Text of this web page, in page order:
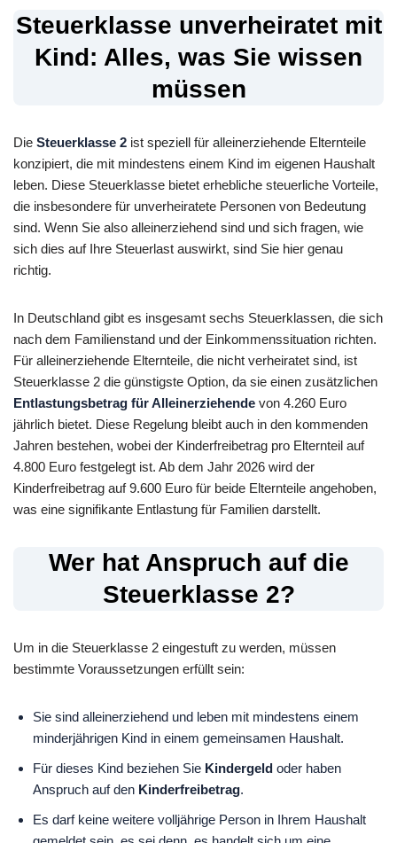
Steuerklasse unverheiratet mit
Kind: Alles, was Sie wissen
müssen
Die Steuerklasse 2 ist speziell für alleinerziehende Elternteile
konzipiert, die mit mindestens einem Kind im eigenen Haushalt
leben. Diese Steuerklasse bietet erhebliche steuerliche Vorteile,
die insbesondere für unverheiratete Personen von Bedeutung
sind. Wenn Sie also alleinerziehend sind und sich fragen, wie
sich dies auf Ihre Steuerlast auswirkt, sind Sie hier genau
richtig.
In Deutschland gibt es insgesamt sechs Steuerklassen, die sich
nach dem Familienstand und der Einkommenssituation richten.
Für alleinerziehende Elternteile, die nicht verheiratet sind, ist
Steuerklasse 2 die günstigste Option, da sie einen zusätzlichen
Entlastungsbetrag für Alleinerziehende von 4.260 Euro
jährlich bietet. Diese Regelung bleibt auch in den kommenden
Jahren bestehen, wobei der Kinderfreibetrag pro Elternteil auf
4.800 Euro festgelegt ist. Ab dem Jahr 2026 wird der
Kinderfreibetrag auf 9.600 Euro für beide Elternteile angehoben,
was eine signifikante Entlastung für Familien darstellt.
Wer hat Anspruch auf die
Steuerklasse 2?
Um in die Steuerklasse 2 eingestuft zu werden, müssen
bestimmte Voraussetzungen erfüllt sein:
Sie sind alleinerziehend und leben mit mindestens einem
minderjährigen Kind in einem gemeinsamen Haushalt.
Für dieses Kind beziehen Sie Kindergeld oder haben
Anspruch auf den Kinderfreibetrag.
Es darf keine weitere volljährige Person in Ihrem Haushalt